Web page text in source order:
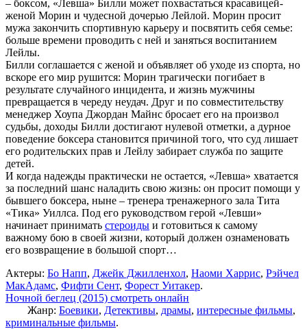
– боксом, «Левша» Билли может похвастаться красавицей-
женой Морин и чудесной дочерью Лейлой. Морин просит
мужа закончить спортивную карьеру и посвятить себя семье:
больше времени проводить с ней и заняться воспитанием
Лейлы.
Билли соглашается с женой и объявляет об уходе из спорта, но
вскоре его мир рушится: Морин трагически погибает в
результате случайного инцидента, и жизнь мужчины
превращается в череду неудач. Друг и по совместительству
менеджер Хоупа Джордан Майнс бросает его на произвол
судьбы, доходы Билли достигают нулевой отметки, а дурное
поведение боксера становится причиной того, что суд лишает
его родительских прав и Лейлу забирает служба по защите
детей.
И когда надежды практически не остается, «Левша» хватается
за последний шанс наладить свою жизнь: он просит помощи у
бывшего боксера, ныне – тренера тренажерного зала Тита
«Тика» Уиллса. Под его руководством герой «Левши»
начинает принимать стероиды и готовиться к самому
важному бою в своей жизни, который должен ознаменовать
его возвращение в большой спорт…
Актеры: Бо Напп, Джейк Джилленхол, Наоми Харрис, Рэйчел
МакАдамс, Фифти Сент, Форест Уитакер.
Ночной беглец (2015) смотреть онлайн
Жанр: Боевики, Детективы, драмы, интересные фильмы,
криминальные фильмы.